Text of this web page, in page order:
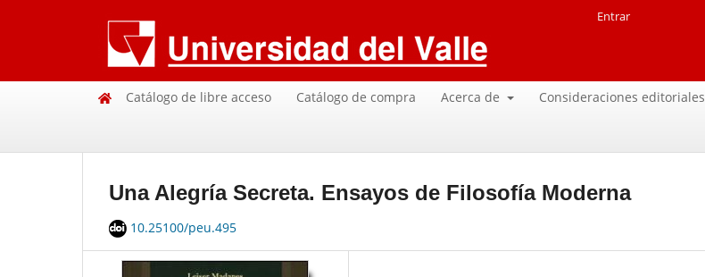
Catálogo de libre acceso Catálogo de compra Acerca de Consideraciones editoriales
Entrar
Una Alegría Secreta. Ensayos de Filosofía Moderna
10.25100/peu.495